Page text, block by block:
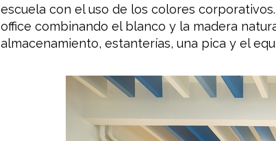
escuela con el uso de los colores corporativos.
office combinando el blanco y la madera
almacenamiento, estanterías, una pica y el